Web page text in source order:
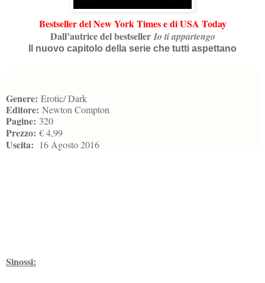
Bestseller del New York Times e di USA Today
Dall’autrice del bestseller Io ti appartengo
Il nuovo capitolo della serie che tutti aspettano
Genere: Erotic/ Dark
Editore: Newton Compton
Pagine: 320
Prezzo: € 4,99
Uscita: 16 Agosto 2016
Sinossi: